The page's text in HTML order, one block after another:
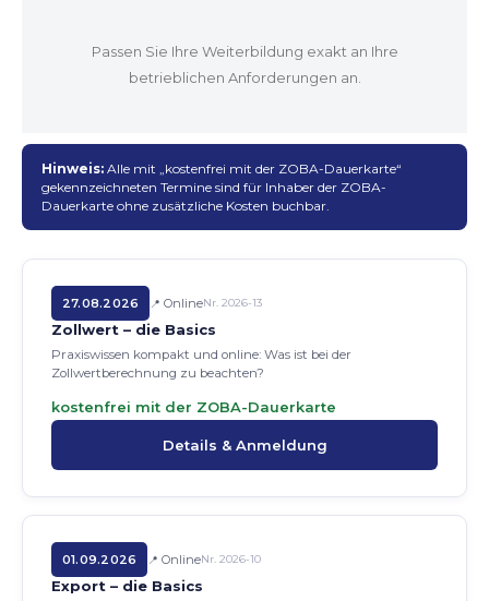
Passen Sie Ihre Weiterbildung exakt an Ihre
betrieblichen Anforderungen an.
Hinweis: Alle mit „kostenfrei mit der ZOBA-Dauerkarte“
gekennzeichneten Termine sind für Inhaber der ZOBA-
Dauerkarte ohne zusätzliche Kosten buchbar.
27.08.2026 OnlineNr. 2026-13
Zollwert – die Basics
Praxiswissen kompakt und online: Was ist bei der
Zollwertberechnung zu beachten?
kostenfrei mit der ZOBA-Dauerkarte
Details & Anmeldung
01.09.2026 OnlineNr. 2026-10
Export – die Basics